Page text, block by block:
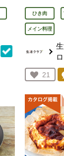
ひき肉
メイン料理
お気に
21
人が